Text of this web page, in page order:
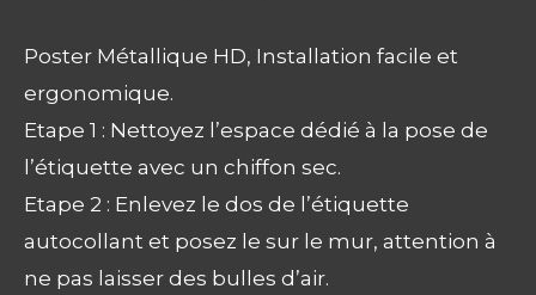
Poster Métallique HD, Installation facile et
ergonomique.
Etape 1 : Nettoyez l’espace dédié à la pose de
l’étiquette avec un chiffon sec.
Etape 2 : Enlevez le dos de l’étiquette
autocollant et posez le sur le mur, attention à
ne pas laisser des bulles d’air.